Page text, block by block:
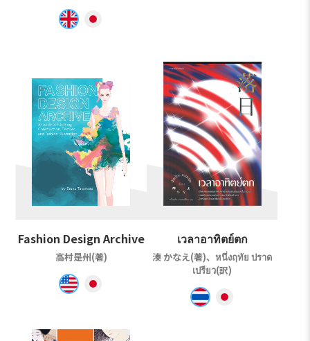
Fashion Design Archive
高村是州(著)
เวลาอาทิตย์ตก
湊 かなえ(著)、หนึ่งฤทัย ปราด
เปรียว(訳)